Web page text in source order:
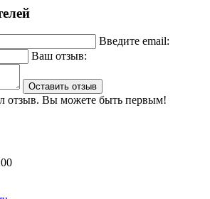
Введите email:
Ваш отзыв:
Оставить отзыв
отзыв. Вы можете быть первым!